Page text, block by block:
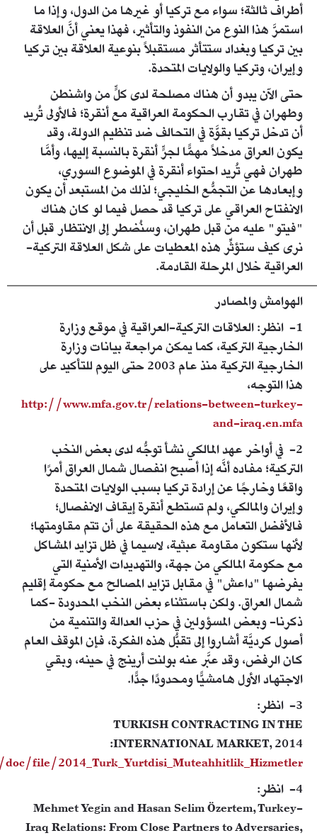
أطراف ثالثة؛ سواء مع تركيا أو غيرها من الدول، وإذا ما
استمرَّ هذا النوع من النفوذ والتأثير، فهذا يعني أنَّ العلاقة
بين تركيا وبغداد ستتأثر مستقبلاً بنوعية العلاقة بين تركيا
وإيران، وتركيا والولايات المتحدة.
حتى الآن يبدو أن هناك مصلحة لدى كلٍّ من واشنطن
وطهران في تقارب الحكومة العراقية مع أنقرة؛ فالأولى تُريد
أن تدخل تركيا بقوَّة في التحالف ضد تنظيم الدولة، وقد
يكون العراق مدخلاً مهمًّا لجرٍّ أنقرة بالنسبة إليها، وأمَّا
طهران فهي تُريد احتواء أنقرة في الموضوع السوري،
وإبعادها عن التجمُّع الخليجي؛ لذلك من المستبعد أن يكون
الانفتاح العراقي على تركيا قد حصل فيما لو كان هناك
"فيتو" عليه من قبل طهران، وسنُضطر إلى الانتظار قبل أن
نرى كيف ستؤثِّر هذه المعطيات على شكل العلاقة التركية-
العراقية خلال المرحلة القادمة.
الهوامش والمصادر
1- انظر: العلاقات التركية-العراقية في موقع وزارة
الخارجية التركية، كما يمكن مراجعة بيانات وزارة
الخارجية التركية منذ عام 2003 حتى اليوم للتأكيد على
هذا التوجه،
http://www.mfa.gov.tr/relations-between-turkey-
and-iraq.en.mfa
2- في أواخر عهد المالكي نشأ توجُّه لدى بعض النخب
التركية؛ مفاده أنَّه إذا أصبح انفصال شمال العراق أمرًا
واقعًا وخارجًا عن إرادة تركيا بسبب الولايات المتحدة
وإيران والمالكي، ولم تستطع أنقرة إيقاف الانفصال؛
فالأفضل التعامل مع هذه الحقيقة على أن تتم مقاومتها؛
لأنها ستكون مقاومة عبثية، لاسيما في ظل تزايد المشاكل
مع حكومة المالكي من جهة، والتهديدات الأمنية التي
يفرضها "داعش" في مقابل تزايد المصالح مع حكومة إقليم
شمال العراق. ولكن باستثناء بعض النخب المحدودة -كما
ذكرنا- وبعض المسؤولين في حزب العدالة والتنمية من
أصول كرديَّة أشاروا إلى تقبُّل هذه الفكرة، فإن الموقف العام
كان الرفض، وقد عبَّر عنه بولنت أرينج في حينه، وبقي
الاجتهاد الأول هامشيًّا ومحدودًا جدًّا.
3- انظر:
TURKISH CONTRACTING IN THE
INTERNATIONAL MARKET, 2014:
file/2014_Turk_Yurtdisi_Muteahhitlik_Hizmetler...
4- انظر:
Mehmet Yegin and Hasan Selim Özertem, Turkey-
Iraq Relations: From Close Partners to Adversaries,